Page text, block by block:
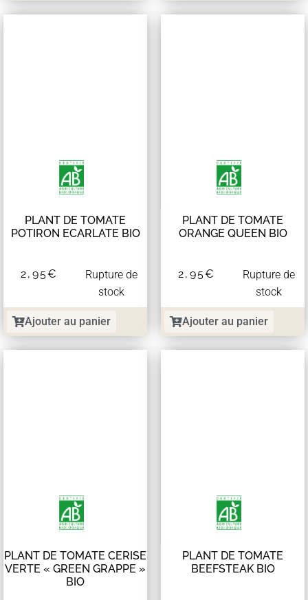
PLANT DE TOMATE
POTIRON ECARLATE BIO
2,95€
Rupture de
stock
Ajouter au panier
PLANT DE TOMATE
ORANGE QUEEN BIO
2,95€
Rupture de
stock
Ajouter au panier
PLANT DE TOMATE CERISE
VERTE « GREEN GRAPPE »
BIO
PLANT DE TOMATE
BEEFSTEAK BIO